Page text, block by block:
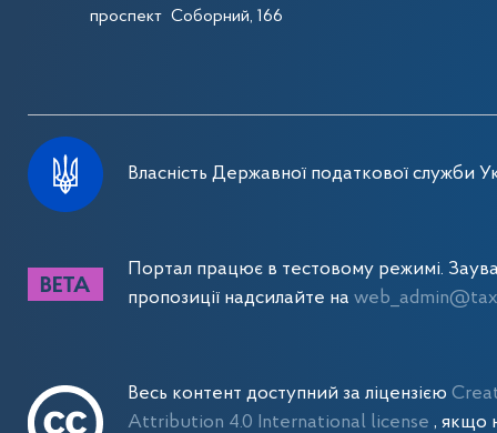
проспект Соборний, 166
Власність Державної податкової служби
Портал працює в тестовому режимі.
пропозиції надсилайте на
Весь контент доступний за ліцензією
Attribution 4.0 International license , якщо